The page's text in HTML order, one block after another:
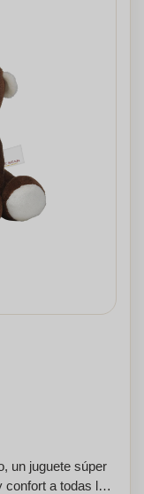
un juguete súper
a todas las